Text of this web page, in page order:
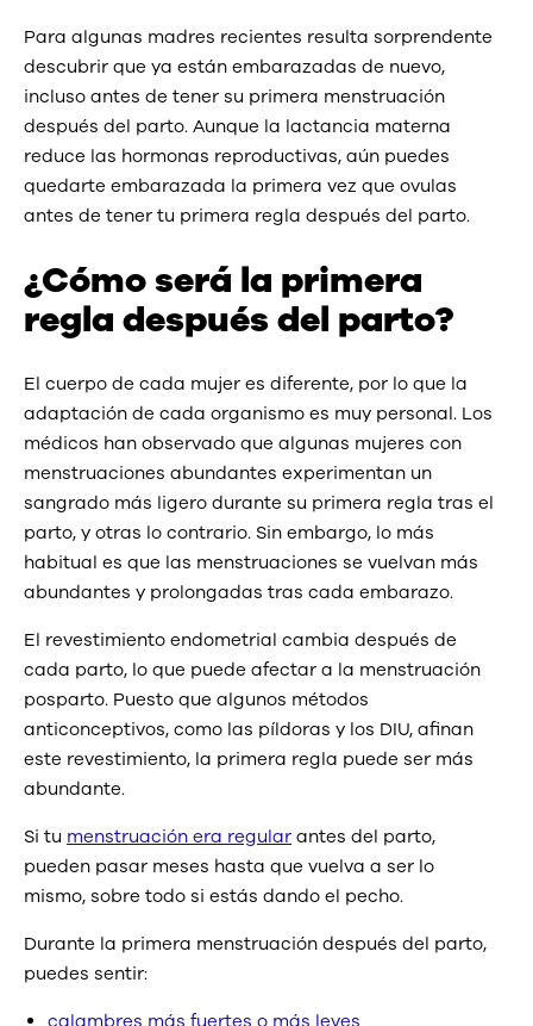
Para algunas madres recientes resulta sorprendente
descubrir que ya están embarazadas de nuevo,
incluso antes de tener su primera menstruación
después del parto. Aunque la lactancia materna
reduce las hormonas reproductivas, aún puedes
quedarte embarazada la primera vez que ovulas
antes de tener tu primera regla después del parto.
¿Cómo será la primera
regla después del parto?
El cuerpo de cada mujer es diferente, por lo que la
adaptación de cada organismo es muy personal. Los
médicos han observado que algunas mujeres con
menstruaciones abundantes experimentan un
sangrado más ligero durante su primera regla tras el
parto, y otras lo contrario. Sin embargo, lo más
habitual es que las menstruaciones se vuelvan más
abundantes y prolongadas tras cada embarazo.
El revestimiento endometrial cambia después de
cada parto, lo que puede afectar a la menstruación
posparto. Puesto que algunos métodos
anticonceptivos, como las píldoras y los DIU, afinan
este revestimiento, la primera regla puede ser más
abundante.
Si tu menstruación era regular antes del parto,
pueden pasar meses hasta que vuelva a ser lo
mismo, sobre todo si estás dando el pecho.
Durante la primera menstruación después del parto,
puedes sentir:
calambres más fuertes o más leves